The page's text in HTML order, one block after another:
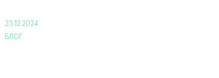
23.12.2024
БЛОГ